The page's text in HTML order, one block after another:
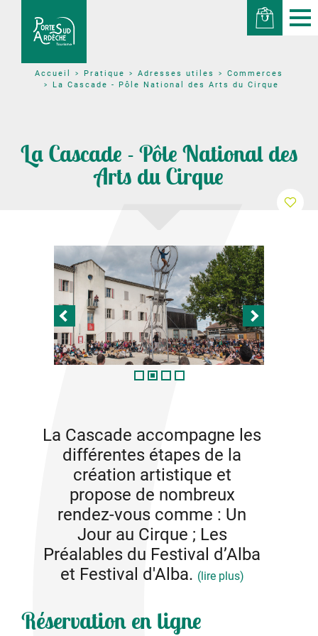
Accueil Pratique Adresses utiles
Commerces
La Cascade - Pôle National des Arts du Cirque
La Cascade - Pôle National des
Arts du Cirque
La Cascade accompagne les
différentes étapes de la
création artistique et
propose de nombreux
rendez-vous comme : Un
Jour au Cirque ; Les
Préalables du Festival d’Alba
et Festival d'Alba. (lire plus)
La Cascade a pour mission l’accompagnement à la
création, la formation et la diffusion autour des arts
Réservation en ligne